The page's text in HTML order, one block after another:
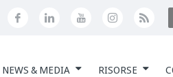
NEWS & MEDIA RISORSE